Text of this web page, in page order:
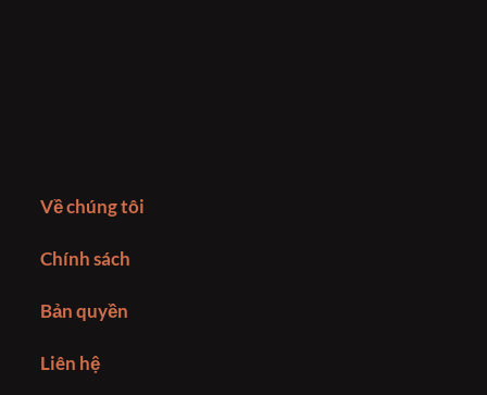
Về chúng tôi
Chính sách
Bản quyền
Liên hệ